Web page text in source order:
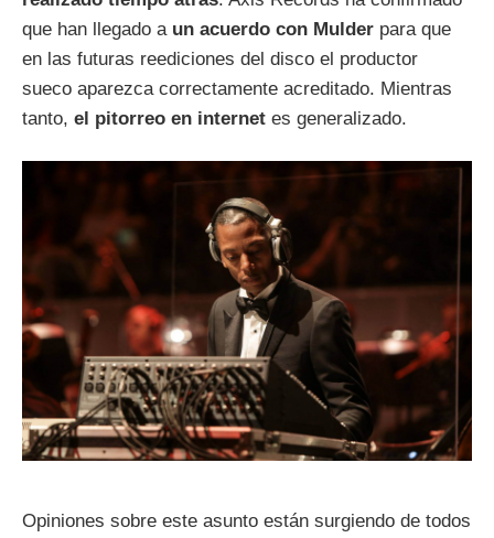
que han llegado a un acuerdo con Mulder para que
en las futuras reediciones del disco el productor
sueco aparezca correctamente acreditado. Mientras
tanto, el pitorreo en internet es generalizado.
Opiniones sobre este asunto están surgiendo de todos